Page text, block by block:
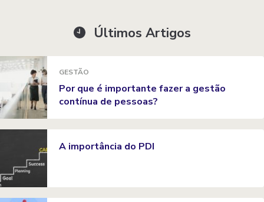
Últimos Artigos
GESTÃO
Por que é importante fazer a gestão
contínua de pessoas?
A importância do PDI